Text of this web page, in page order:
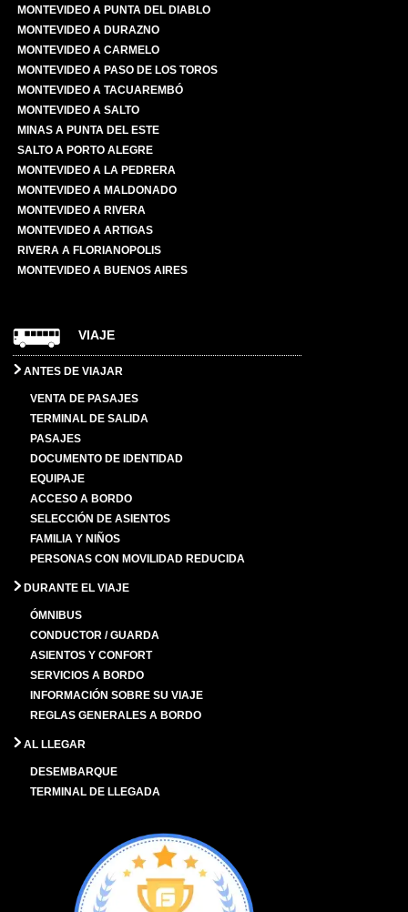
MONTEVIDEO A PUNTA DEL DIABLO
MONTEVIDEO A DURAZNO
MONTEVIDEO A CARMELO
MONTEVIDEO A PASO DE LOS TOROS
MONTEVIDEO A TACUAREMBÓ
MONTEVIDEO A SALTO
MINAS A PUNTA DEL ESTE
SALTO A PORTO ALEGRE
MONTEVIDEO A LA PEDRERA
MONTEVIDEO A MALDONADO
MONTEVIDEO A RIVERA
MONTEVIDEO A ARTIGAS
RIVERA A FLORIANOPOLIS
MONTEVIDEO A BUENOS AIRES
VIAJE
ANTES DE VIAJAR
VENTA DE PASAJES
TERMINAL DE SALIDA
PASAJES
DOCUMENTO DE IDENTIDAD
EQUIPAJE
ACCESO A BORDO
SELECCIÓN DE ASIENTOS
FAMILIA Y NIÑOS
PERSONAS CON MOVILIDAD REDUCIDA
DURANTE EL VIAJE
ÓMNIBUS
CONDUCTOR / GUARDA
ASIENTOS Y CONFORT
SERVICIOS A BORDO
INFORMACIÓN SOBRE SU VIAJE
REGLAS GENERALES A BORDO
AL LLEGAR
DESEMBARQUE
TERMINAL DE LLEGADA